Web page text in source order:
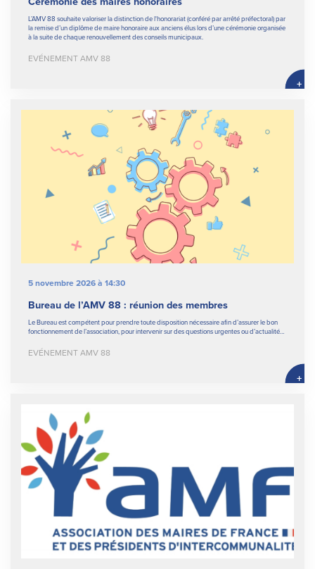
L’AMV 88 souhaite valoriser la distinction de l'honorariat (conféré par arrêté préfectoral) par
la remise d’un diplôme de maire honoraire aux anciens élus lors d’une cérémonie organisée
à la suite de chaque renouvellement des conseils municipaux.
EVÉNEMENT AMV 88
+
5 novembre 2026 à 14:30
Bureau de l’AMV 88 : réunion des membres
Le Bureau est compétent pour prendre toute disposition nécessaire afin d’assurer le bon
fonctionnement de l’association, pour intervenir sur des questions urgentes ou d’actualité…
EVÉNEMENT AMV 88
+